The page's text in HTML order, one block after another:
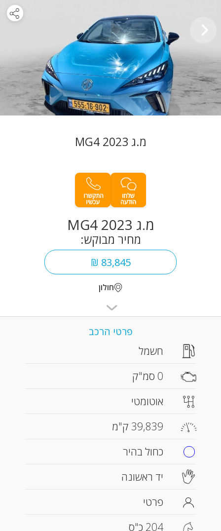
מ.ג MG4 2023
מ.ג MG4 2023
מחיר מבוקש:
83,845 ₪
חולון
פרטי הרכב
חשמל
0 סמ"ק
אוטומטי
39,839 ק"מ
כחול בהיר
יד ראשונה
פרטי
204 כ"ס